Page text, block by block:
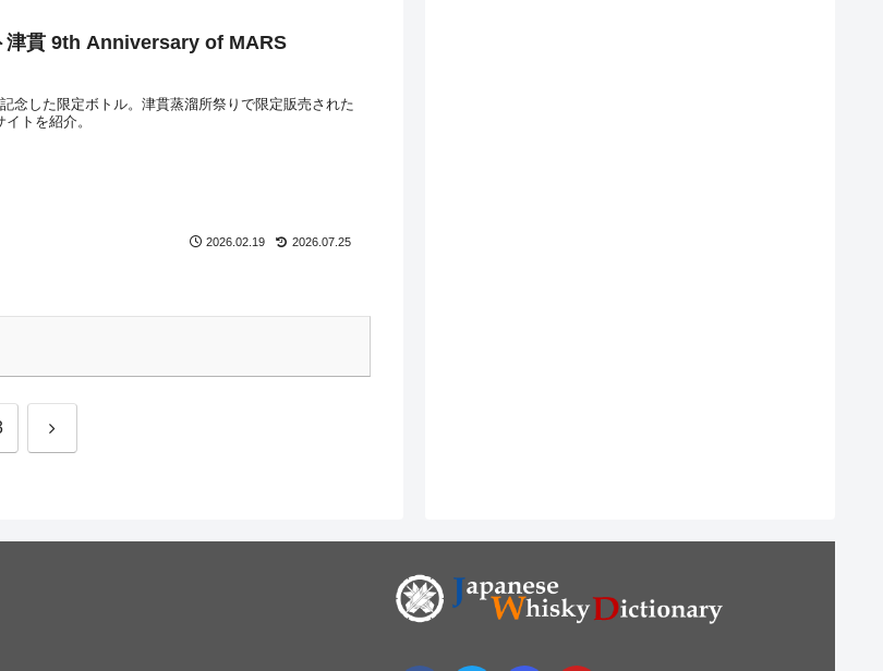
津貫 9th Anniversary of MARS
念した限定ボトル。津貫蒸溜所祭りで限定販売された
トを紹介。
2026.02.19 2026.07.25
次